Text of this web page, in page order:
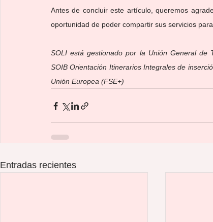
Antes de concluir este artículo, queremos
oportunidad de poder compartir sus servicios
SOLI está gestionado por la Unión General de
SOIB Orientación Itinerarios Integrales de
Unión Europea (FSE+)
Entradas recientes